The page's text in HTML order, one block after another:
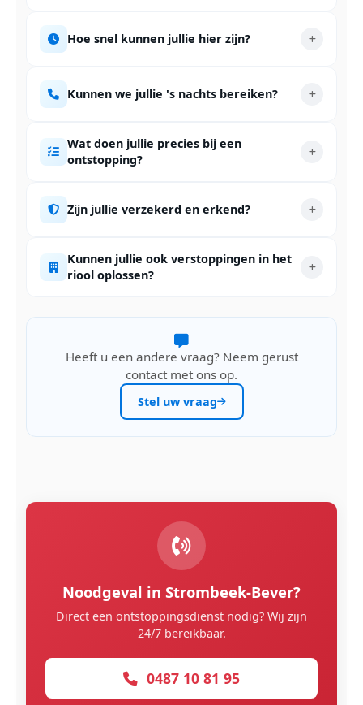
Hoe snel kunnen jullie hier zijn?
Kunnen we jullie 's nachts bereiken?
Wat doen jullie precies bij een
ontstopping?
Zijn jullie verzekerd en erkend?
Kunnen jullie ook verstoppingen in het
riool oplossen?
Heeft u een andere vraag? Neem gerust
contact met ons op.
Stel uw vraag
Noodgeval in Strombeek-Bever?
Direct een ontstoppingsdienst nodig? Wij zijn
24/7 bereikbaar.
0487 10 81 95